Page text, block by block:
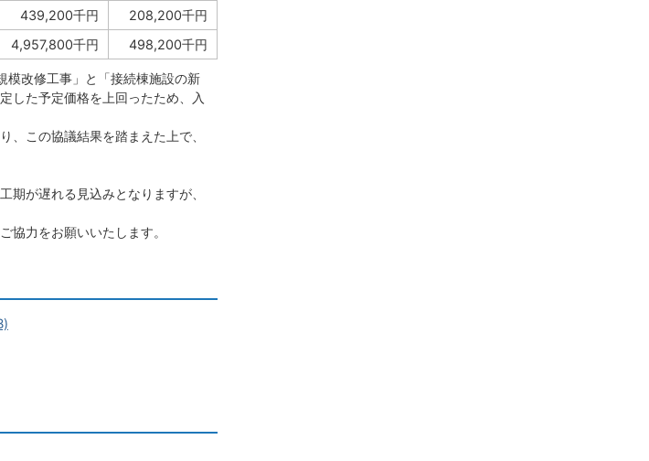
439,200千円
208,200千円
4,957,800千円 498,200千円
模改修工事」と「接続棟施設の新
した予定価格を上回ったため、入
、この協議結果を踏まえた上で、
期が遅れる見込みとなりますが、
協力をお願いいたします。